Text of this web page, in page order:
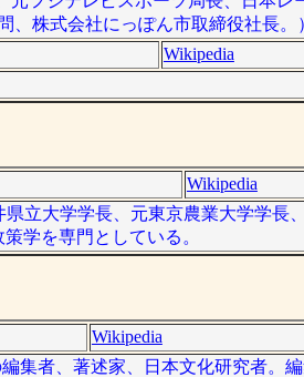
株式会社にっぽん市取締役社長。
Wikipedia
Wikipedia
立大学学長、元東京農業大学学長
学を専門としている。
Wikipedia
集者、著述家、日本文化研究者。編